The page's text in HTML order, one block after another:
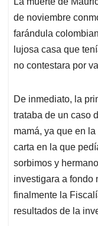
s
A
p
p
b
o
o
k
e
d
I
n
de noviembre
farándula
lujosa casa que
no contestara por
De inmediato, la
trataba de un caso
mamá, ya que en
carta en la que
sorbimos y
investigara a fondo
finalmente la
resultados de la